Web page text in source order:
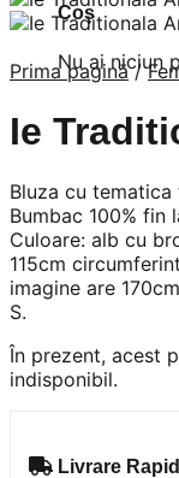
Coș
Nu ai niciun
Prima pagină /
Ie
Bluza cu
Bumbac 100% fin
Culoare: alb cu
115cm
imagine are
S.
În prezent, acest
indisponibil.
Livrare